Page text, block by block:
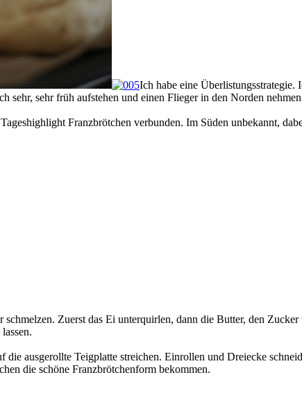
Ich habe eine
sehr, sehr früh aufstehen und einen Flieger in den Norden
Franzbrötchen verbunden. Im Süden unbekannt,
Zuerst das Ei unterquirlen, dann die Butter, den
ausgerollte Teigplatte streichen. Einrollen und Dreiecke
die schöne Franzbrötchenform bekommen.